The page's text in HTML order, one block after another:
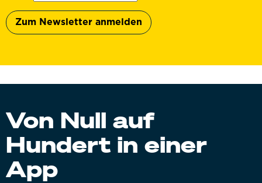
Von Null auf
Hundert in einer
App